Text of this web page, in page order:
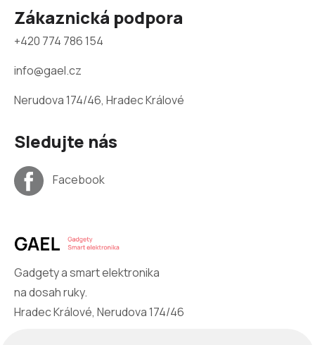
Zákaznická podpora
+420 774 786 154
info@gael.cz
Nerudova 174/46, Hradec Králové
Sledujte nás
Facebook
Gadgety a smart elektronika
na dosah ruky.
Hradec Králové, Nerudova 174/46